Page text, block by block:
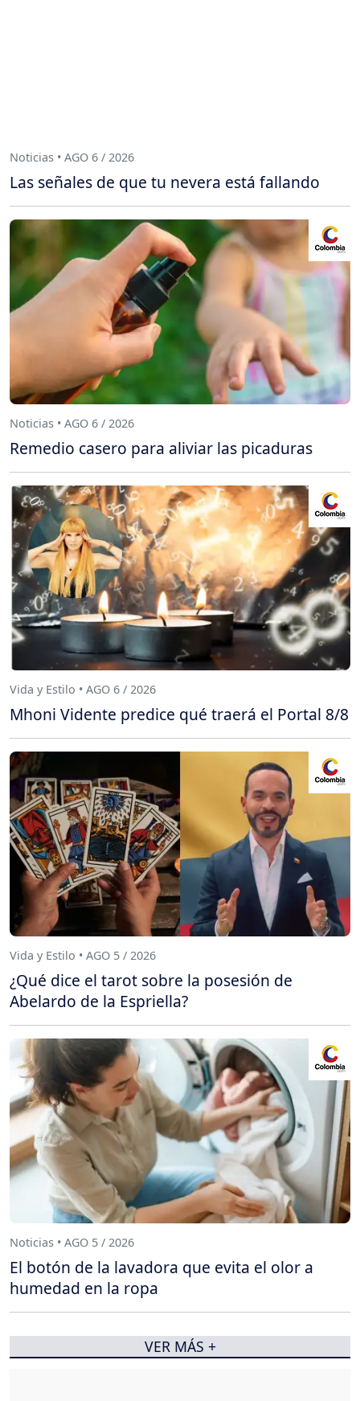
Noticias • AGO 6 / 2026
Las señales de que tu nevera está fallando
Noticias • AGO 6 / 2026
Remedio casero para aliviar las picaduras
Vida y Estilo • AGO 6 / 2026
Mhoni Vidente predice qué traerá el Portal 8/8
Vida y Estilo • AGO 5 / 2026
¿Qué dice el tarot sobre la posesión de
Abelardo de la Espriella?
Noticias • AGO 5 / 2026
El botón de la lavadora que evita el olor a
humedad en la ropa
VER MÁS +